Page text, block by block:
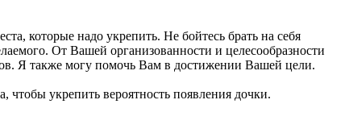
которые надо укрепить. Не бойтесь брать на себя
От Вашей организованности и целесообразности
Я также могу помочь Вам в достижении Вашей цели.
чтобы укрепить вероятность появления дочки.